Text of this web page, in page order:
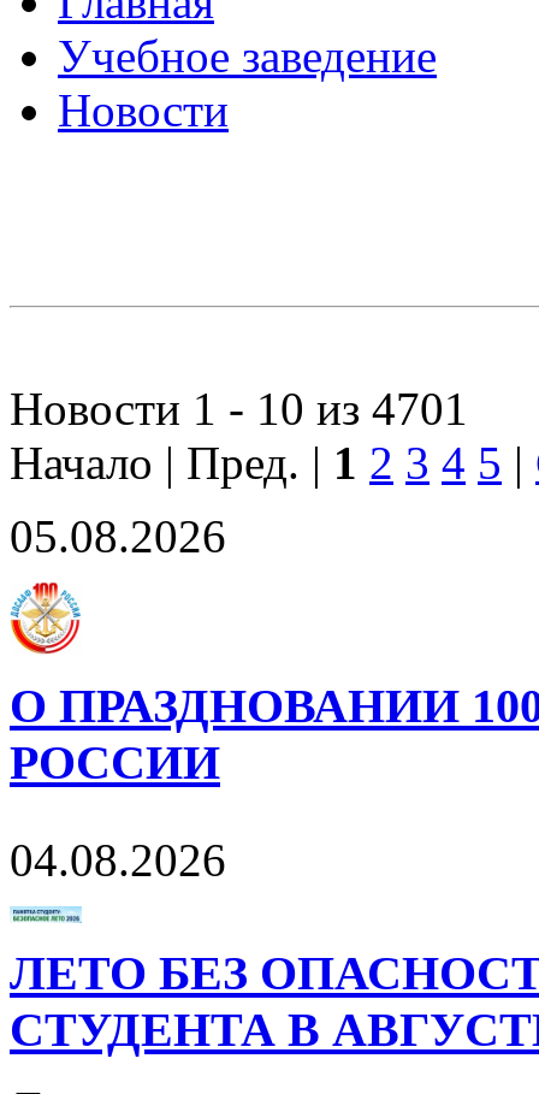
Учебное заведение
Новости
Новости 1 - 10 из 4701
Начало | Пред. | 1 2 3 4 5 |
05.08.2026
О ПРАЗДНОВАНИИ
РОССИИ
04.08.2026
ЛЕТО БЕЗ
СТУДЕНТА В